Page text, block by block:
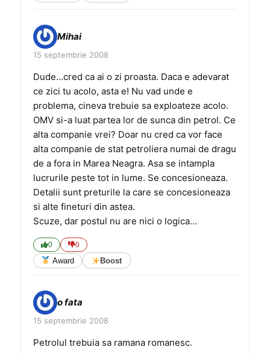
Mihai
15 septembrie 2008
Dude…cred ca ai o zi proasta. Daca e adevarat
ce zici tu acolo, asta e! Nu vad unde e
problema, cineva trebuie sa exploateze acolo.
OMV si-a luat partea lor de sunca din petrol. Ce
alta companie vrei? Doar nu cred ca vor face
alta companie de stat petroliera numai de dragu
de a fora in Marea Neagra. Asa se intampla
lucrurile peste tot in lume. Se concesioneaza.
Detalii sunt preturile la care se concesioneaza
si alte fineturi din astea.
Scuze, dar postul nu are nici o logica…
0 0
Award Boost
o fata
15 septembrie 2008
Petrolul trebuia sa ramana romanesc.